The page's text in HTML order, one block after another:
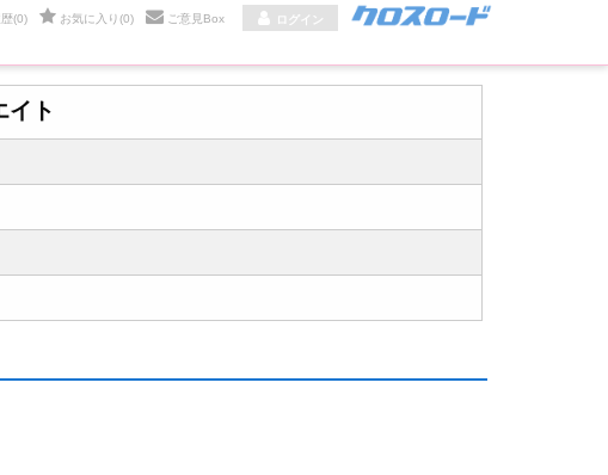
ログイン
ご意見Box
お気に入り(0)
(0)
イト